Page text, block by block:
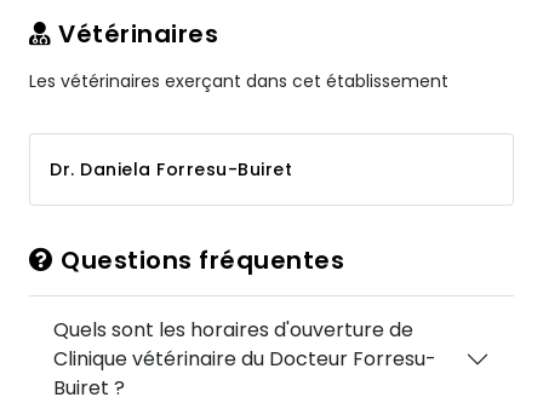
Vétérinaires
Les vétérinaires exerçant dans cet établissement
Dr. Daniela Forresu-Buiret
Questions fréquentes
Quels sont les horaires d'ouverture de
Clinique vétérinaire du Docteur Forresu-
Buiret ?